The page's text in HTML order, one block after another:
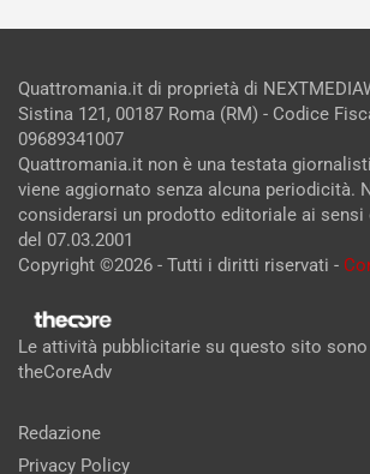
Quattromania.it di proprietà di
Sistina 121, 00187 Roma (RM) - Codice
09689341007
Quattromania.it non è una testata
viene aggiornato senza alcuna periodicità.
considerarsi un prodotto editoriale ai sensi
del 07.03.2001
Copyright ©2026 - Tutti i diritti riservati -
Le attività pubblicitarie su questo sito
theCoreAdv
Redazione
Privacy Policy